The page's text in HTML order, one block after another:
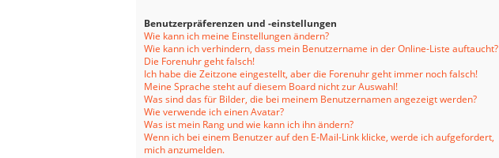
Benutzerpräferenzen und -einstellungen
Wie kann ich meine Einstellungen ändern?
Wie kann ich verhindern, dass mein Benutzername in der Online-Liste auftaucht?
Die Forenuhr geht falsch!
Ich habe die Zeitzone eingestellt, aber die Forenuhr geht immer noch falsch!
Meine Sprache steht auf diesem Board nicht zur Auswahl!
Was sind das für Bilder, die bei meinem Benutzernamen angezeigt werden?
Wie verwende ich einen Avatar?
Was ist mein Rang und wie kann ich ihn ändern?
Wenn ich bei einem Benutzer auf den E-Mail-Link klicke, werde ich aufgefordert,
mich anzumelden.